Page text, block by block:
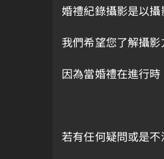
婚禮紀錄攝影是以
我們希望您了解攝
因為當婚禮在進行
若有任何疑問或是